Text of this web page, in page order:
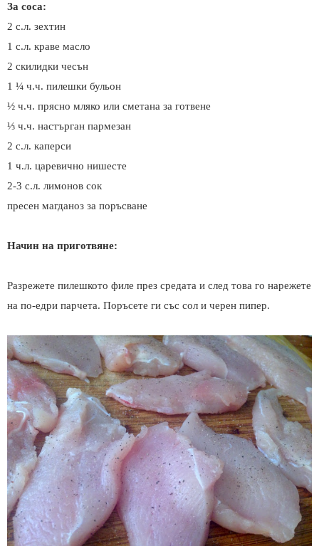
За соса:
2 с.л. зехтин
1 с.л. краве масло
2 скилидки чесън
1 ¼ ч.ч. пилешки бульон
½ ч.ч. прясно мляко или сметана за готвене
⅓ ч.ч. настърган пармезан
2 с.л. каперси
1 ч.л. царевично нишесте
2-3 с.л. лимонов сок
пресен магданоз за поръсване
Начин на приготвяне:
Разрежете пилешкото филе през средата и след това го нарежете
на по-едри парчета. Поръсете ги със сол и черен пипер.